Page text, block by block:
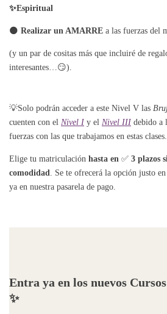
✨Espiritual
🌑 Realizar un AMARRE a las fuerzas del
(y un par de cositas más que incluiré de
interesantes…😏).
💡Solo podrán acceder a este Nivel V las
cuenten con el Nivel I y el Nivel III debido a
fuerzas con las que trabajamos en estas clases.
Elige tu matriculación hasta en ✅ 3 plazos
comodidad. Se te ofrecerá la opción justo
ya en nuestra pasarela de pago.
Entra ya en los nuevos
✨